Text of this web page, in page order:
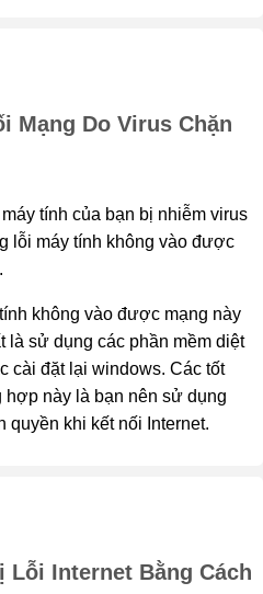
Mạng Do Virus Chặn
tính của bạn bị nhiễm virus
lỗi máy tính không vào được
không vào được mạng này
là sử dụng các phần mềm diệt
cài đặt lại windows. Các tốt
này là bạn nên sử dụng
quyền khi kết nối Internet.
Lỗi Internet Bằng Cách